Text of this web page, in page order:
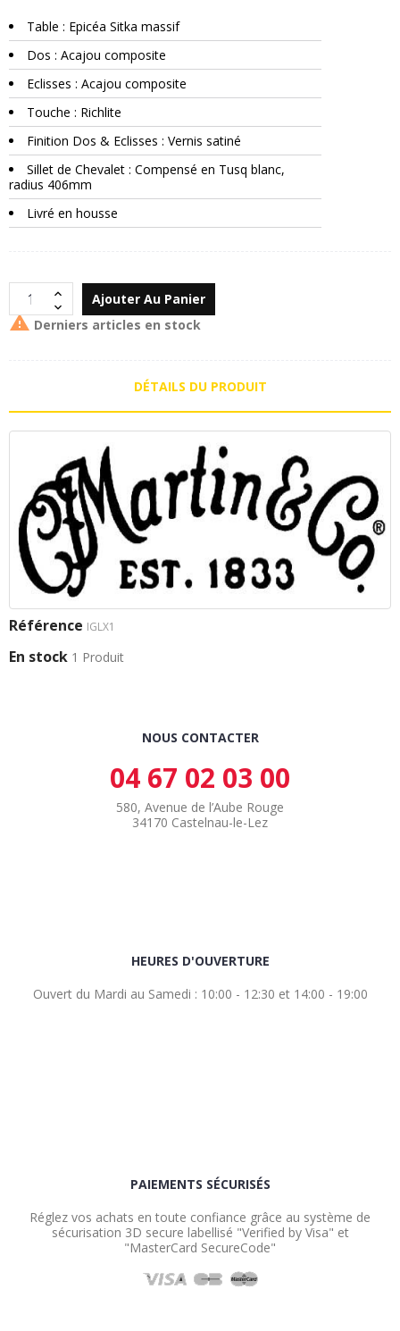
Table : Epicéa Sitka massif
Dos : Acajou composite
Eclisses : Acajou composite
Touche : Richlite
Finition Dos & Eclisses : Vernis satiné
Sillet de Chevalet : Compensé en Tusq blanc,
radius 406mm
Livré en housse
Ajouter Au Panier
 Derniers articles en stock
DÉTAILS DU PRODUIT
Référence IGLX1
En stock 1 Produit
NOUS CONTACTER
04 67 02 03 00
580, Avenue de l’Aube Rouge
34170 Castelnau-le-Lez
HEURES D'OUVERTURE
Ouvert du Mardi au Samedi : 10:00 - 12:30 et 14:00 - 19:00
PAIEMENTS SÉCURISÉS
Réglez vos achats en toute confiance grâce au système de
sécurisation 3D secure labellisé "Verified by Visa" et
"MasterCard SecureCode"